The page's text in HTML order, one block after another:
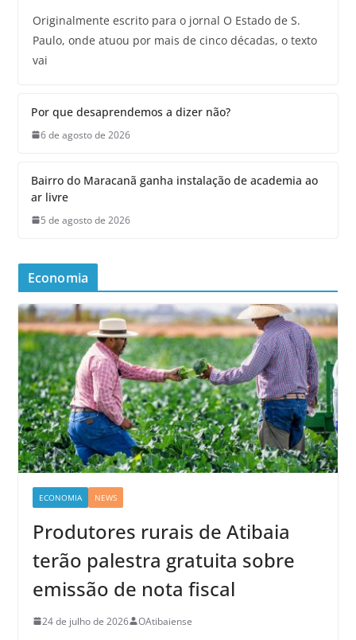
Originalmente escrito para o jornal O Estado de S.
Paulo, onde atuou por mais de cinco décadas, o texto
vai
Por que desaprendemos a dizer não?
6 de agosto de 2026
Bairro do Maracanã ganha instalação de academia ao
ar livre
5 de agosto de 2026
Economia
ECONOMIA NEWS
Produtores rurais de Atibaia
terão palestra gratuita sobre
emissão de nota fiscal
24 de julho de 2026 OAtibaiense